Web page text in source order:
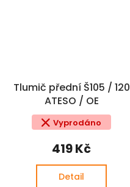
Tlumič přední Š105 / 120
ATESO / OE
Vyprodáno
419 Kč
Detail